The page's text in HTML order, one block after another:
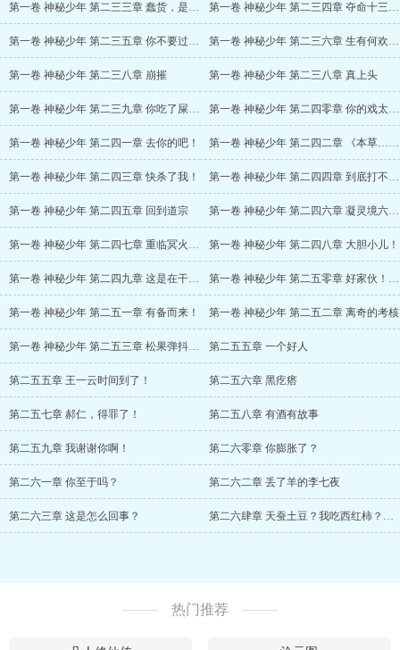
第一卷 神秘少年 第二三三章 蠢货，是无药可救的！ 第一卷 神秘少年 第二三四章 夺命十三戟！
第一卷 神秘少年 第二三五章 你不要过来啊！ 第一卷 神秘少年 第二三六章 生有何欢，死有何惧
第一卷 神秘少年 第二三八章 崩摧 第一卷 神秘少年 第二三八章 真上头
第一卷 神秘少年 第二三九章 你吃了屎吗？ 第一卷 神秘少年 第二四零章 你的戏太多了
第一卷 神秘少年 第二四一章 去你的吧！ 第一卷 神秘少年 第二四二章 《本草……》
第一卷 神秘少年 第二四三章 快杀了我！ 第一卷 神秘少年 第二四四章 到底打不打？
第一卷 神秘少年 第二四五章 回到道宗 第一卷 神秘少年 第二四六章 凝灵境六十九层！
第一卷 神秘少年 第二四七章 重临冥火之拥 第一卷 神秘少年 第二四八章 大胆小儿！
第一卷 神秘少年 第二四九章 这是在干什么 第一卷 神秘少年 第二五零章 好家伙！我直呼内行！
第一卷 神秘少年 第二五一章 有备而来！ 第一卷 神秘少年 第二五二章 离奇的考核
第一卷 神秘少年 第二五三章 松果弹抖闪电鞭 第二五五章 一个好人
第二五五章 王一云时间到了！ 第二五六章 黑疙瘩
第二五七章 郝仁，得罪了！ 第二五八章 有酒有故事
第二五九章 我谢谢你啊！ 第二六零章 你膨胀了？
第二六一章 你至于吗？ 第二六二章 丢了羊的李七夜
第二六三章 这是怎么回事？ 第二六肆章 天蚕土豆？我吃西红柿？耳根？
热门推荐